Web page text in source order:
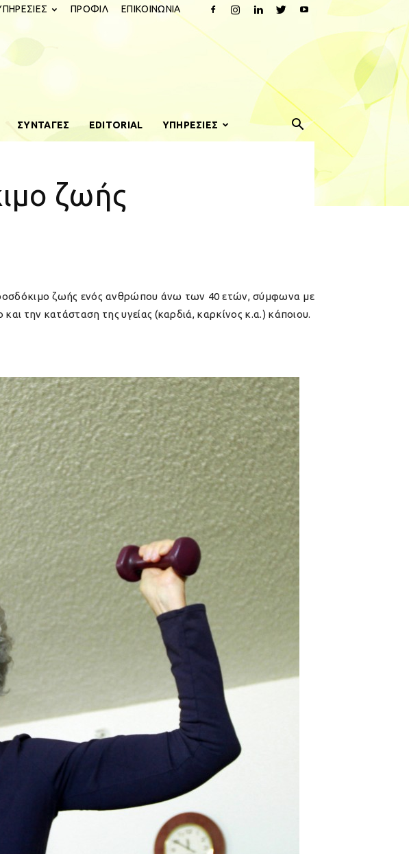
ΠΡΟΦΙΛ ΕΠΙΚΟΙΝΩΝΙΑ
ΣΥΝΤΑΓΕΣ EDITORIAL ΥΠΗΡΕΣΙΕΣ
ζωής
ζωής ενός ανθρώπου άνω των 40 ετών, σύμφωνα με
την κατάσταση της υγείας (καρδιά, καρκίνος κ.α.) κάποιου.